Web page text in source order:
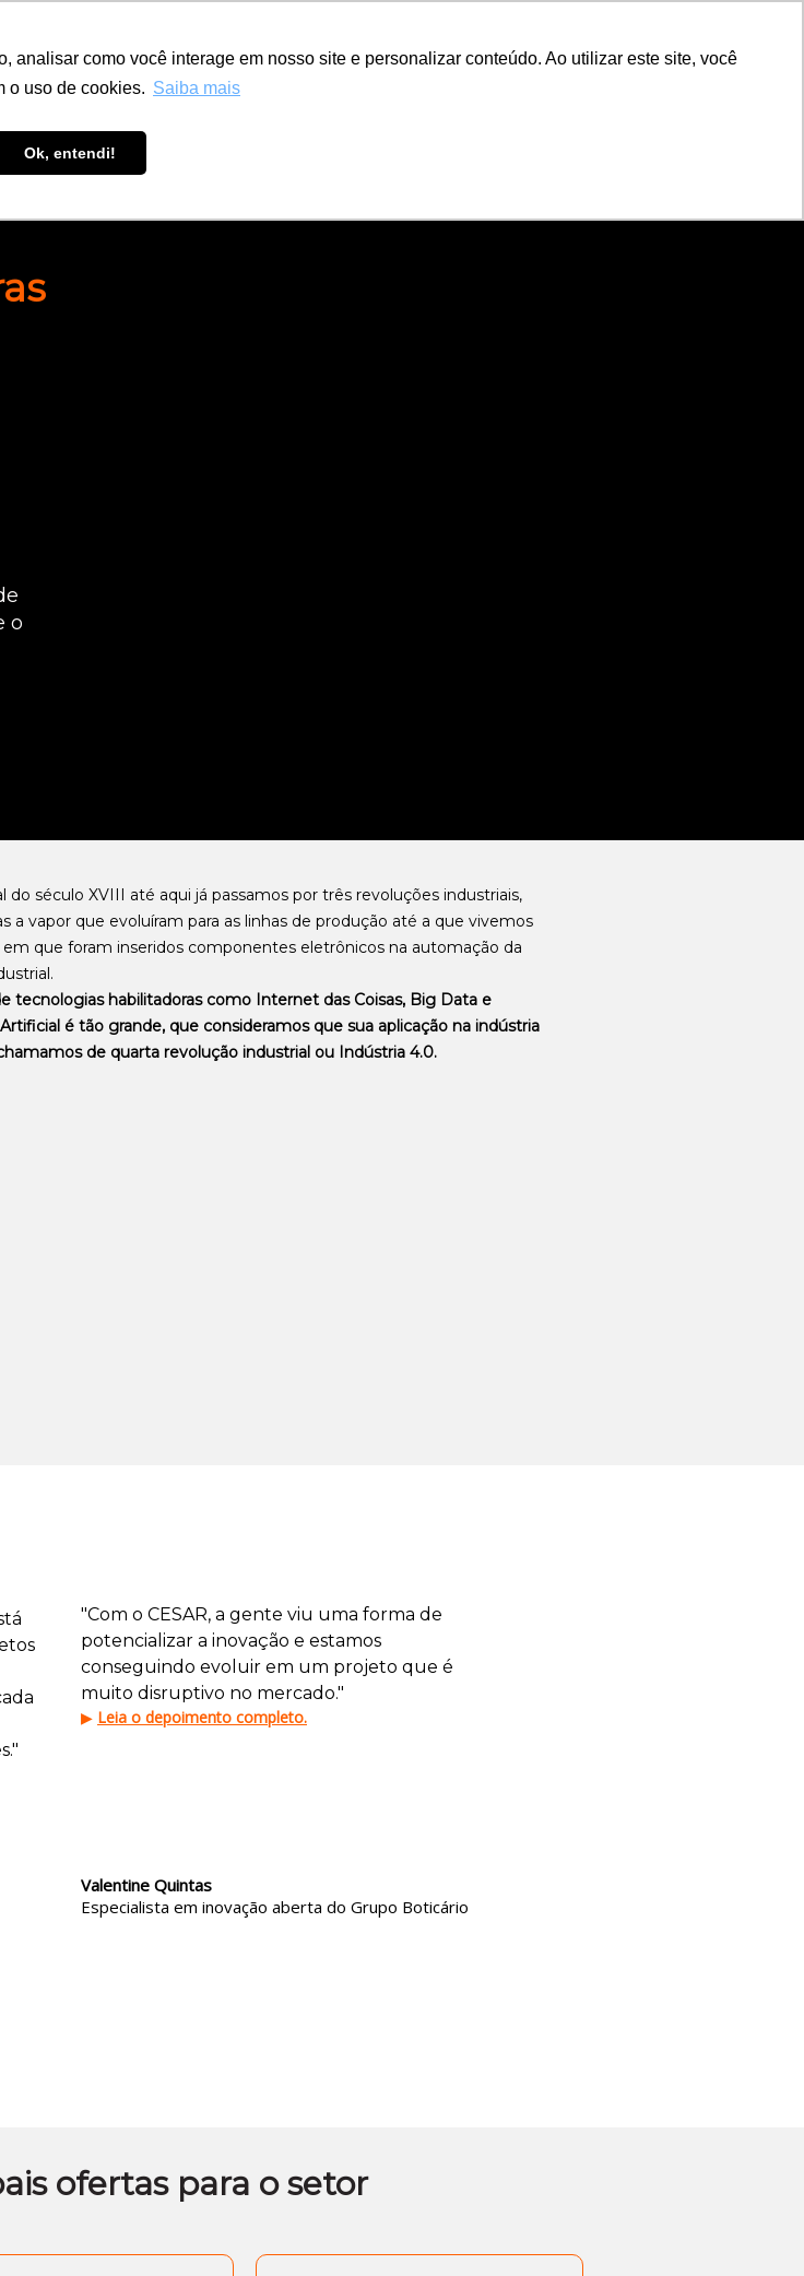
como você interage em nosso site e personalizar conteúdo. Ao utilizar este site, você
o uso de cookies. Saiba mais
Ok, entendi!
como você interage em nosso site e personalizar conteúdo. Ao utilizar este site, você
o uso de cookies. Saiba mais
Ok, entendi!
FINANCEIRO INDÚSTRIA
ÓLEO E GÁS
o
do século XVIII até aqui já passamos por três revoluções industriais,
a vapor que evoluíram para as linhas de produção até a que vivemos
que foram inseridos componentes eletrônicos na automação da
tecnologias habilitadoras como Internet das Coisas, Big Data e
é tão grande, que consideramos que sua aplicação na indústria
de quarta revolução industrial ou Indústria 4.0.
"Com o CESAR, a gente viu uma forma de
potencializar a inovação e estamos
conseguindo evoluir em um projeto que é
muito disruptivo no mercado."
▶ Leia o depoimento completo.
Valentine Quintas
Especialista em inovação aberta do Grupo Boticário
ofertas para o setor